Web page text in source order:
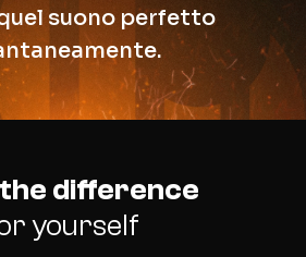
suono perfetto
difference
yourself